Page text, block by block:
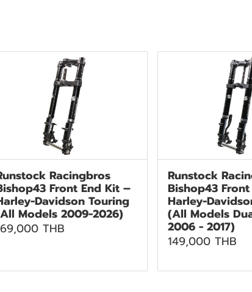
Racingbros
Front End Kit –
Davidson Touring
Models 2009-2026)
THB
Runstock
Bishop43
Harley-
(All Models
2006 - 2017)
149,000 THB